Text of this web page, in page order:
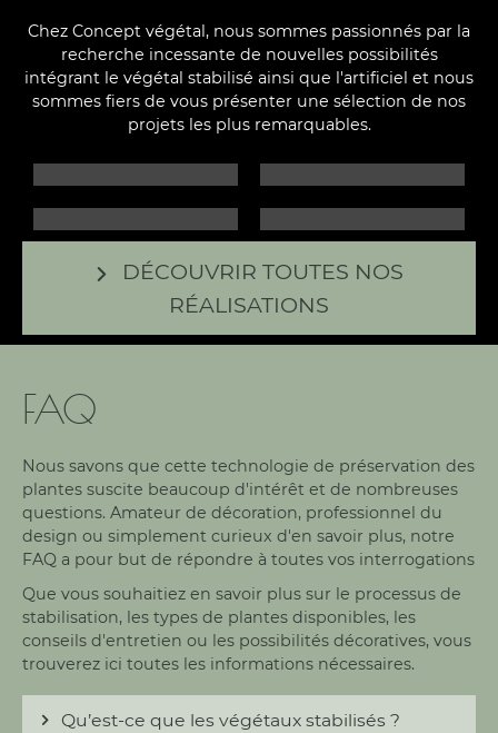
Chez Concept végétal, nous sommes passionnés par la
recherche incessante de nouvelles possibilités
intégrant le végétal stabilisé ainsi que l'artificiel et nous
sommes fiers de vous présenter une sélection de nos
projets les plus remarquables.
DÉCOUVRIR TOUTES NOS
RÉALISATIONS
FAQ
Nous savons que cette technologie de préservation des
plantes suscite beaucoup d'intérêt et de nombreuses
questions. Amateur de décoration, professionnel du
design ou simplement curieux d'en savoir plus, notre
FAQ a pour but de répondre à toutes vos interrogations
Que vous souhaitiez en savoir plus sur le processus de
stabilisation, les types de plantes disponibles, les
conseils d'entretien ou les possibilités décoratives, vous
trouverez ici toutes les informations nécessaires.
Qu’est-ce que les végétaux stabilisés ?